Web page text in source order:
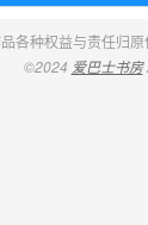
各种权益与责任归
©2024 爱巴士书房